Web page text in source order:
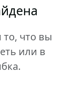
что вы
или в